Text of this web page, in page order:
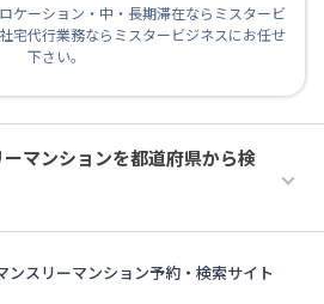
ケーション・中・長期滞在ならミスタービ
宅代行業務ならミスタービジネスにお任せ
下さい。
マンションを都道府県から検
ンスリーマンション予約・検索サイト